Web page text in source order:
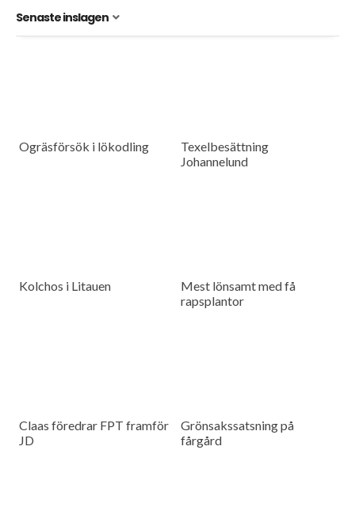
Senaste inslagen
Ogräsförsök i lökodling
Texelbesättning
Johannelund
Kolchos i Litauen
Mest lönsamt med få
rapsplantor
Claas föredrar FPT framför
JD
Grönsakssatsning på
fårgård